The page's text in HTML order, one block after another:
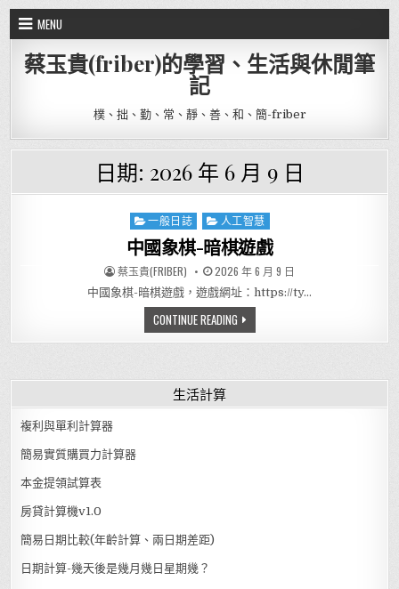
Skip to content
MENU
蔡玉貴(friber)的學習、生活與休閒筆
記
樸、拙、勤、常、靜、善、和、簡-friber
日期: 2026 年 6 月 9 日
Posted in
一般日誌 人工智慧
中國象棋-暗棋遊戲
AUTHOR:
蔡玉貴(FRIBER) PUBLISHED DATE:
2026 年 6 月 9 日
中國象棋-暗棋遊戲，遊戲網址：https://ty…
CONTINUE READING中國象棋-暗棋遊戲
生活計算
複利與單利計算器
簡易實質購買力計算器
本金提領試算表
房貸計算機v1.0
簡易日期比較(年齡計算、兩日期差距)
日期計算-幾天後是幾月幾日星期幾？